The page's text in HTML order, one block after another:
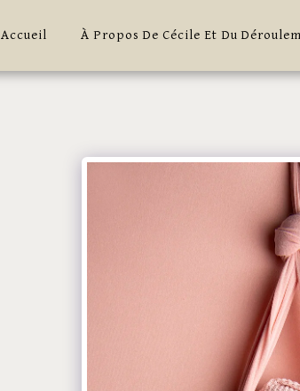
Accueil À Propos De Cécile Et Du